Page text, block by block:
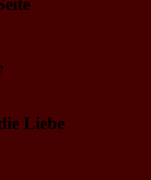
Liebe